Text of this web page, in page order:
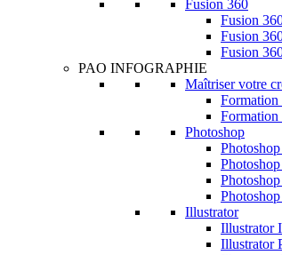
Fusion 360
Fusion
Fusion
Fusion
PAO INFOGRAPHIE
Maîtriser votre
Formation
Photoshop
Illustrator
Illustrator
Illustrator